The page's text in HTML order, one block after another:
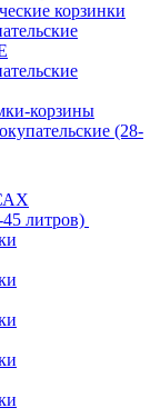
корзинки
корзины
(28-
литров)